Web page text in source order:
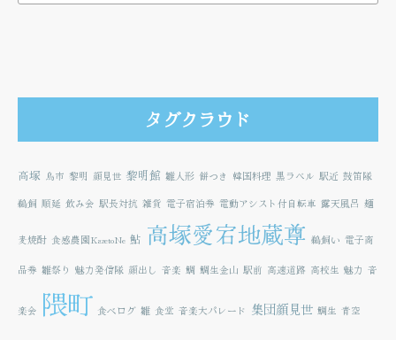
タグクラウド
高塚 鳥市 黎明 顔見世 黎明館 雛人形 餅つき 韓国料理 黒ラベル 駅近 鼓笛隊
鵜飼 順延 飲み会 駅長対抗 雑貨 電子宿泊券 電動アシスト付自転車 露天風呂 麺
麦焼酎 食感農園KazetoNe 鮎 高塚愛宕地蔵尊 鵜飼い 電子商
品券 雛祭り 魅力発信隊 顔出し 音楽 鯛 鯛生金山 駅前 高速道路 高校生 魅力 音
楽会 隈町 食べログ 雛 食堂 音楽大パレード 集団顔見世 鯛生 青空